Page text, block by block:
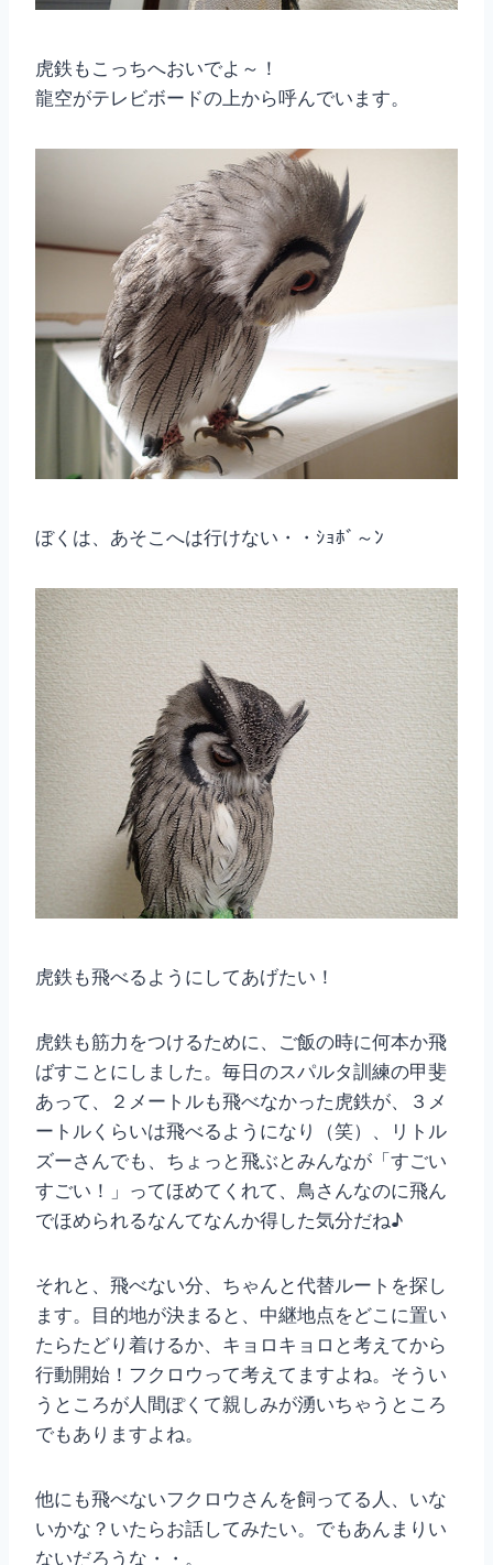
虎鉄もこっちへおいでよ～！
龍空がテレビボードの上から呼んでいます。
ぼくは、あそこへは行けない・・ｼｮﾎﾞ～ﾝ
虎鉄も飛べるようにしてあげたい！
虎鉄も筋力をつけるために、ご飯の時に何本か飛
ばすことにしました。毎日のスパルタ訓練の甲斐
あって、２メートルも飛べなかった虎鉄が、３メ
ートルくらいは飛べるようになり（笑）、リトル
ズーさんでも、ちょっと飛ぶとみんなが「すごい
すごい！」ってほめてくれて、鳥さんなのに飛ん
でほめられるなんてなんか得した気分だね♪
それと、飛べない分、ちゃんと代替ルートを探し
ます。目的地が決まると、中継地点をどこに置い
たらたどり着けるか、キョロキョロと考えてから
行動開始！フクロウって考えてますよね。そうい
うところが人間ぽくて親しみが湧いちゃうところ
でもありますよね。
他にも飛べないフクロウさんを飼ってる人、いな
いかな？いたらお話してみたい。でもあんまりい
ないだろうな・・。